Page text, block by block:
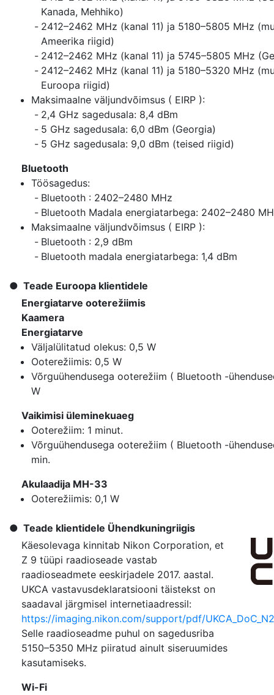
Kanada, Mehhiko)
2412–2462 MHz (kanal 11) ja 5180–5805 MHz
Ameerika riigid)
2412–2462 MHz (kanal 11) ja 5745–5805 MHz
2412–2462 MHz (kanal 11) ja 5180–5320 MHz
Euroopa riigid)
Maksimaalne väljundvõimsus ( EIRP ):
2,4 GHz sagedusala: 8,4 dBm
5 GHz sagedusala: 6,0 dBm (Georgia)
5 GHz sagedusala: 9,0 dBm (teised riigid)
Bluetooth
Töösagedus:
Bluetooth : 2402–2480 MHz
Bluetooth Madala energiatarbega: 2402–2480
Maksimaalne väljundvõimsus ( EIRP ):
Bluetooth : 2,9 dBm
Bluetooth madala energiatarbega: 1,4 dBm
Teade Euroopa klientidele
Energiatarve ooterežiimis
Kaamera
Energiatarve
Väljalülitatud olekus: 0,5 W
Ooterežiimis: 0,5 W
Võrguühendusega ooterežiim ( Bluetooth -
W
Vaikimisi üleminekuaeg
Ooterežiim: 1 minut.
Võrguühendusega ooterežiim ( Bluetooth -
min.
Akulaadija MH-33
Ooterežiimis: 0,1 W
Teade klientidele Ühendkuningriigis
Käesolevaga kinnitab Nikon Corporation, et
Z 9 tüüpi raadioseade vastab
raadioseadmete eeskirjadele 2017. aastal.
UKCA vastavusdeklaratsiooni täistekst on
saadaval järgmisel internetiaadressil:
https://imaging.nikon.com/support/pdf/
Selle raadioseadme puhul on sagedusriba
5150–5350 MHz piiratud ainult siseruumides
kasutamiseks.
Wi-Fi